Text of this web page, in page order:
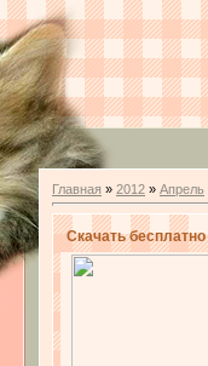
Главная » 2012 » Апрель
Скачать